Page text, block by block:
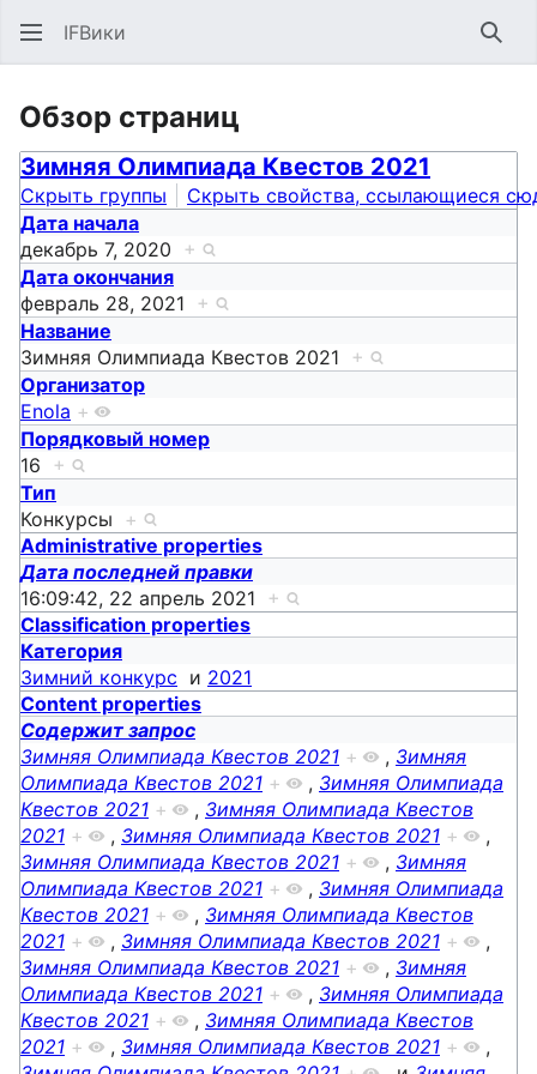
IFВики
Обзор страниц
Зимняя Олимпиада Квестов 2021
Скрыть группы
Скрыть свойства, ссылающиеся
Дата начала
декабрь 7, 2020 +
Дата окончания
февраль 28, 2021 +
Название
Зимняя Олимпиада Квестов 2021 +
Организатор
Enola +
Порядковый номер
16 +
Тип
Конкурсы +
Administrative properties
Дата последней правки
16:09:42, 22 апрель 2021 +
Classification properties
Категория
Зимний конкурс и 2021
Content properties
Содержит запрос
Зимняя Олимпиада Квестов 2021 + , Зимняя
Олимпиада Квестов 2021 + , Зимняя Олимпиада
Квестов 2021 + , Зимняя Олимпиада Квестов
2021 + , Зимняя Олимпиада Квестов 2021 +
,
Зимняя Олимпиада Квестов 2021 + , Зимняя
Олимпиада Квестов 2021 + , Зимняя Олимпиада
Квестов 2021 + , Зимняя Олимпиада Квестов
2021 + , Зимняя Олимпиада Квестов 2021 +
,
Зимняя Олимпиада Квестов 2021 + , Зимняя
Олимпиада Квестов 2021 + , Зимняя Олимпиада
Квестов 2021 + , Зимняя Олимпиада Квестов
2021 + , Зимняя Олимпиада Квестов 2021 +
,